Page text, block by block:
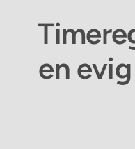
Kontakt SmartDok
en